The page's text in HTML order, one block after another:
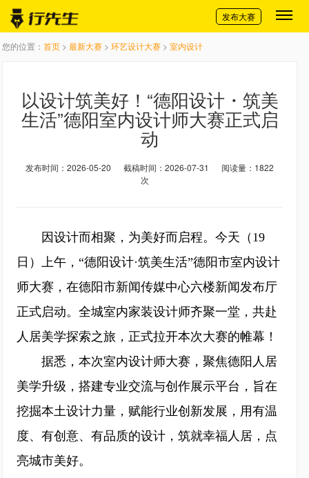
切换导航
发布大赛
您的位置： 首页 > 最新大赛 > 环艺设计大赛 > 室内设计
以设计筑美好！“德阳设计・筑美
生活”德阳室内设计师大赛正式启
动
发布时间：2026-05-20 截稿时间：2026-07-31
阅读量：1822
次
因设计而相聚，为美好而启程。今天（19
日）上午，“德阳设计·筑美生活”德阳市室内设计
师大赛，在德阳市新闻传媒中心六楼新闻发布厅
正式启动。全城室内家装设计师齐聚一堂，共赴
人居美学探索之旅，正式拉开本次大赛的帷幕！
据悉，本次室内设计师大赛，聚焦德阳人居
美学升级，搭建专业交流与创作展示平台，旨在
挖掘本土设计力量，赋能行业创新发展，用有温
度、有创意、有品质的设计，筑就幸福人居，点
亮城市美好。